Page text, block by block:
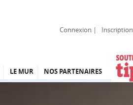
Connexion | Inscription
LE MUR NOS PARTENAIRES